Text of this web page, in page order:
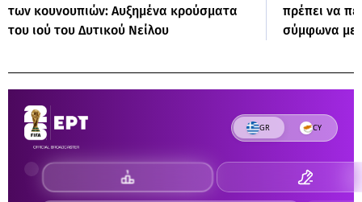
των κουνουπιών: Αυξημένα κρούσματα
του ιού του Δυτικού Νείλου
πρέπει να
σύμφωνα με